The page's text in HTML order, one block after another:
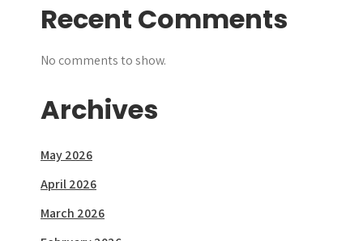
Recent Comments
No comments to show.
Archives
May 2026
April 2026
March 2026